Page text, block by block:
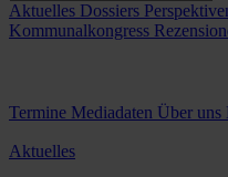
Aktuelles Dossiers
Kommunalkongress
Termine Mediadaten Über uns
Aktuelles